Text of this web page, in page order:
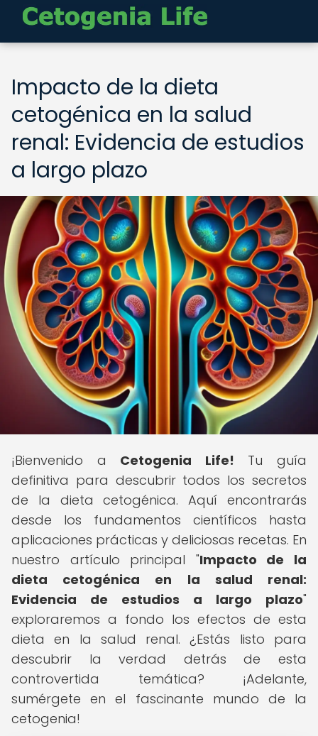
Impacto de la dieta
cetogénica en la salud
renal: Evidencia de estudios
a largo plazo
¡Bienvenido a Cetogenia Life! Tu guía
definitiva para descubrir todos los secretos
de la dieta cetogénica. Aquí encontrarás
desde los fundamentos científicos hasta
aplicaciones prácticas y deliciosas recetas. En
nuestro artículo principal "Impacto de la
dieta cetogénica en la salud renal:
Evidencia de estudios a largo plazo"
exploraremos a fondo los efectos de esta
dieta en la salud renal. ¿Estás listo para
descubrir la verdad detrás de esta
controvertida temática? ¡Adelante,
sumérgete en el fascinante mundo de la
cetogenia!